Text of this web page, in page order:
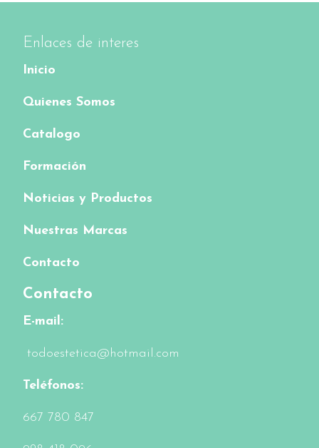
Enlaces de interes
Inicio
Quienes Somos
Catalogo
Formación
Noticias y Productos
Nuestras Marcas
Contacto
Contacto
E-mail:
todoestetica@hotmail.com
Teléfonos:
667 780 847